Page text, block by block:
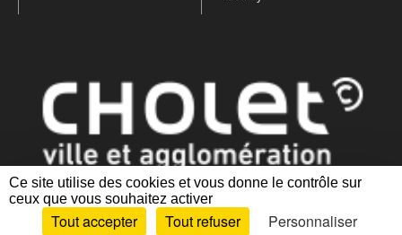
Ce site utilise des cookies et vous donne le contrôle sur
ceux que vous souhaitez activer
Tout accepter Tout refuser Personnaliser
Mentions légales|Politique de confidentialité
des cookies |Plan du site Accessibilité : partiellement conforme